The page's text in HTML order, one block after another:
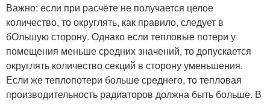
Важно: если при расчёте не получается целое
количество, то округлять, как правило, следует в
бОльшую сторону. Однако если тепловые потери у
помещения меньше средних значений, то допускается
округлять количество секций в сторону уменьшения.
Если же теплопотери больше среднего, то тепловая
производительность радиаторов должна быть больше. В